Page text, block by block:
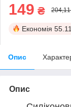
149 ₴
Економія
Опис
Опис